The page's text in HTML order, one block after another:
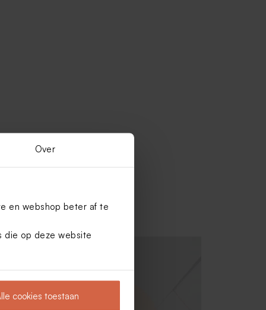
Over
en webshop beter af te
die op deze website
cookies toestaan
De Bock suikerbonen extra babyroze